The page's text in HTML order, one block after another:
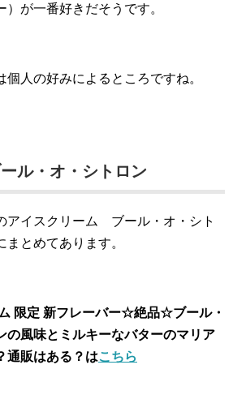
が一番好きだそうです。
人の好みによるところですね。
ル・オ・シトロン
アイスクリーム ブール・オ・シト
まとめてあります。
限定 新フレーバー☆絶品☆ブール・
風味とミルキーなバターのマリア
通販はある？はこちら